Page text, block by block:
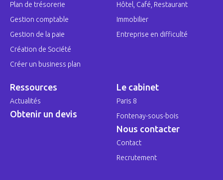
Plan de trésorerie
Gestion comptable
Gestion de la paie
Création de Société
Créer un business plan
Hôtel, Café, Restaurant
Immobilier
Entreprise en difficulté
Ressources
Actualités
Obtenir un devis
Le cabinet
Paris 8
Fontenay-sous-bois
Nous contacter
Contact
Recrutement